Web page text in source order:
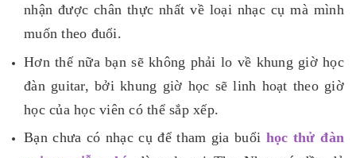
nhận được chân thực nhất về loại nhạc cụ mà mình
muốn theo đuổi.
Hơn thế nữa bạn sẽ không phải lo về khung giờ học
đàn guitar, bởi khung giờ học sẽ linh hoạt theo giờ
học của học viên có thể sắp xếp.
Bạn chưa có nhạc cụ để tham gia buổi học thử đàn